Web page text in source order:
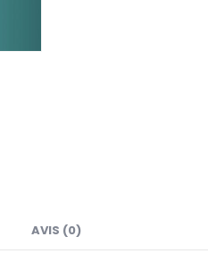
AVIS (0)